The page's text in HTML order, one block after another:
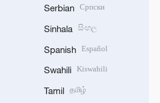
Serbian Српски
Sinhala සිංහල
Spanish Español
Swahili Kiswahili
Tamil தமிழ்